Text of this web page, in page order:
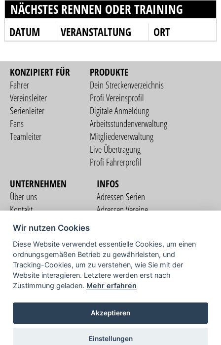
NÄCHSTES RENNEN ODER TRAINING
DATUM VERANSTALTUNG ORT
KONZIPIERT FÜR
Fahrer
Vereinsleiter
Serienleiter
Fans
Teamleiter
PRODUKTE
Dein Streckenverzeichnis
Profi Vereinsprofil
Digitale Anmeldung
Arbeitsstundenverwaltung
Mitgliederverwaltung
Live Übertragung
Profi Fahrerprofil
UNTERNEHMEN
Über uns
Kontakt
Nutzungsbedingungen
Datenschutzerklärung
Impressum
INFOS
Adressen Serien
Adressen Vereine
COMMUNITY
TV
Wir nutzen Cookies
Diese Website verwendet essentielle Cookies, um einen
ordnungsgemäßen Betrieb zu gewährleisten, und
Tracking-Cookies, um zu verstehen, wie Sie mit der
Website interagieren. Letztere werden erst nach
Zustimmung geladen. Mehr erfahren
Akzeptieren
Einstellungen